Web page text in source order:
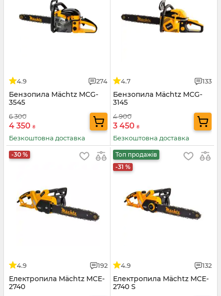
4.9 274
Бензопила Mächtz MCG-
3545
6 300
4 350 ₴
Безкоштовна доставка
4.7 133
Бензопила Mächtz MCG-
3145
4 900
3 450 ₴
Безкоштовна доставка
-30 %
4.9 192
Електропила Mächtz MCE-
2740
Топ продажів
-31 %
4.9 132
Електропила Mächtz MCE-
2740 S